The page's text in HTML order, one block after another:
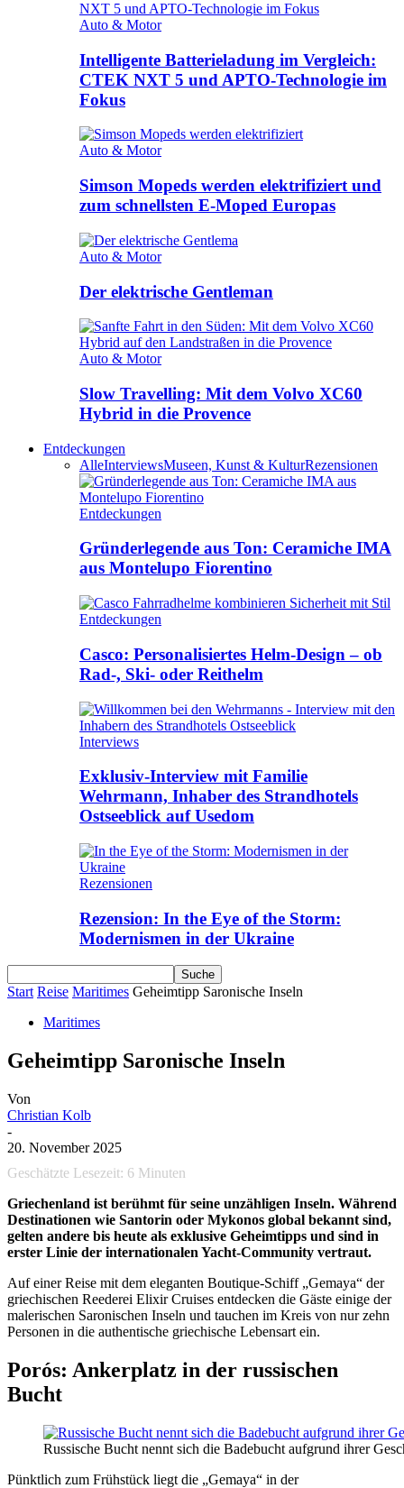
Auto & Motor
Intelligente Batterieladung im Vergleich:
CTEK NXT 5 und APTO-Technologie im
Fokus
Auto & Motor
Simson Mopeds werden elektrifiziert und
zum schnellsten E-Moped Europas
Auto & Motor
Der elektrische Gentleman
Auto & Motor
Slow Travelling: Mit dem Volvo XC60
Hybrid in die Provence
Entdeckungen
AlleInterviewsMuseen, Kunst & KulturRezensionen
Entdeckungen
Gründerlegende aus Ton: Ceramiche IMA
aus Montelupo Fiorentino
Entdeckungen
Casco: Personalisiertes Helm-Design – ob
Rad-, Ski- oder Reithelm
Interviews
Exklusiv-Interview mit Familie
Wehrmann, Inhaber des Strandhotels
Ostseeblick auf Usedom
Rezensionen
Rezension: In the Eye of the Storm:
Modernismen in der Ukraine
Start Reise Maritimes Geheimtipp Saronische Inseln
Maritimes
Geheimtipp Saronische Inseln
Von
Christian Kolb
-
20. November 2025
Geschätzte Lesezeit: 6 Minuten
Griechenland ist berühmt für seine unzähligen Inseln. Während
Destinationen wie Santorin oder Mykonos global bekannt sind,
gelten andere bis heute als exklusive Geheimtipps und sind in
erster Linie der internationalen Yacht-Community vertraut.
Auf einer Reise mit dem eleganten Boutique-Schiff „Gemaya“ der
griechischen Reederei Elixir Cruises entdecken die Gäste einige der
malerischen Saronischen Inseln und tauchen im Kreis von nur zehn
Personen in die authentische griechische Lebensart ein.
Porós: Ankerplatz in der russischen
Bucht
Russische Bucht nennt sich die Badebucht aufgrund ihrer
Pünktlich zum Frühstück liegt die „Gemaya“ in der